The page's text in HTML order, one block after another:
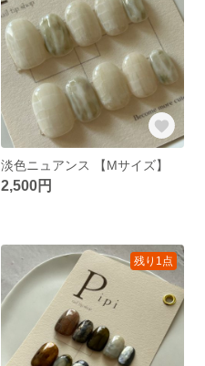
淡色ニュアンス 【Mサイズ】
2,500円
残り1点